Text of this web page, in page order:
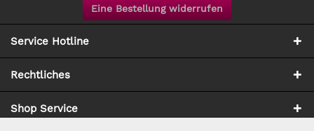
Eine Bestellung widerrufen
Service Hotline
Rechtliches
Shop Service